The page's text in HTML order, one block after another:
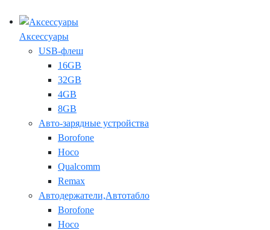
Аксессуары
USB-флеш
16GB
32GB
4GB
8GB
Авто-зарядные устройства
Borofone
Hoco
Qualcomm
Remax
Автодержатели,Автотабло
Borofone
Hoco